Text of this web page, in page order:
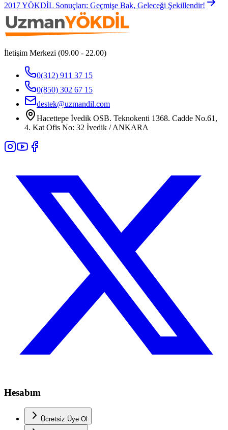
2017 YÖKDİL Sonuçları: Geçmişe Bak, Geleceği Şekillendir!
İletişim Merkezi (09.00 - 22.00)
0(312) 911 37 15
0(850) 302 67 15
destek@uzmandil.com
Hacettepe İvedik OSB. Teknokenti 1368. Cadde No.61,
4. Kat Ofis No: 32 İvedik / ANKARA
Hesabım
Ücretsiz Üye Ol